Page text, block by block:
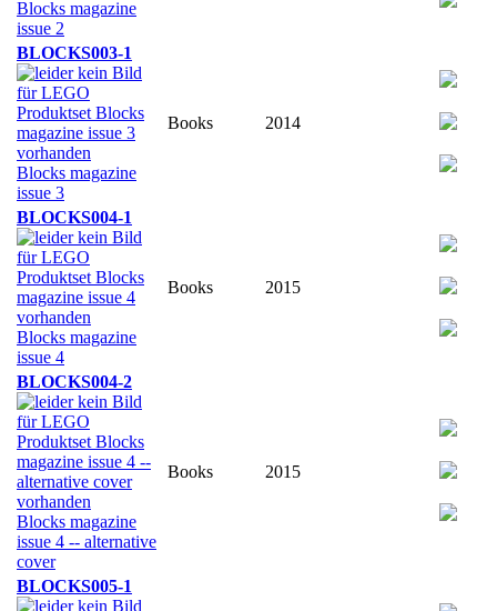
Blocks magazine
issue 2
BLOCKS003-1
Blocks magazine
issue 3
Books 2014
BLOCKS004-1
Blocks magazine
issue 4
Books 2015
BLOCKS004-2
Blocks magazine
issue 4 -- alternative
cover
Books 2015
BLOCKS005-1